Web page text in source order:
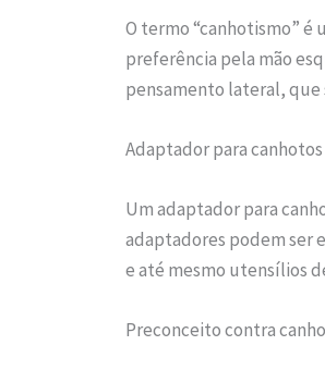
O termo “canhotismo” é
preferência pela mão
pensamento lateral, que
Adaptador para canhotos
Um adaptador para
adaptadores podem ser
e até mesmo utensílios
Preconceito contra